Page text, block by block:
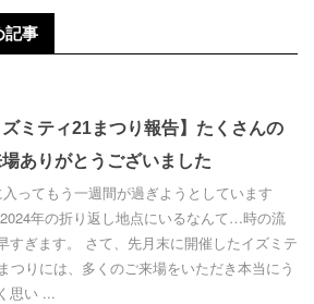
記事
ズミティ21まつり報告】たくさんの
場ありがとうございました
ってもう一週間が過ぎようとしています
年の折り返し地点にいるなんて…時の流
すぎます。 さて、先月末に開催したイズミテ
つりには、多くのご来場をいただき本当にう
思い ...